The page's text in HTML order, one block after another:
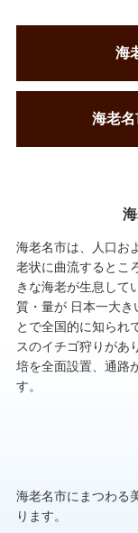
海
海老
海老名市は、人口お
老状に曲流するとこ
きな海老が生息して
質・量が 日本一大き
とで全国的に知られ
スのイチゴ狩りがあ
培を全面設置、通路
す。
海老名市にまつわる
ります。